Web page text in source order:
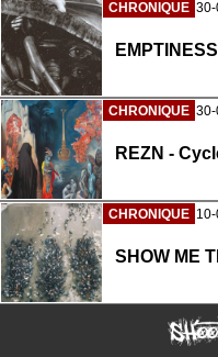
CHRONIQUE
CHRONIQUE
REZN -
CHRONIQUE
SHOW ME